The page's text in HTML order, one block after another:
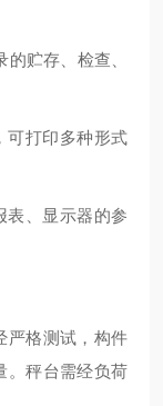
贮存、检查、
打印多种形式
、显示器的参
严格测试，构件
。秤台需经负荷